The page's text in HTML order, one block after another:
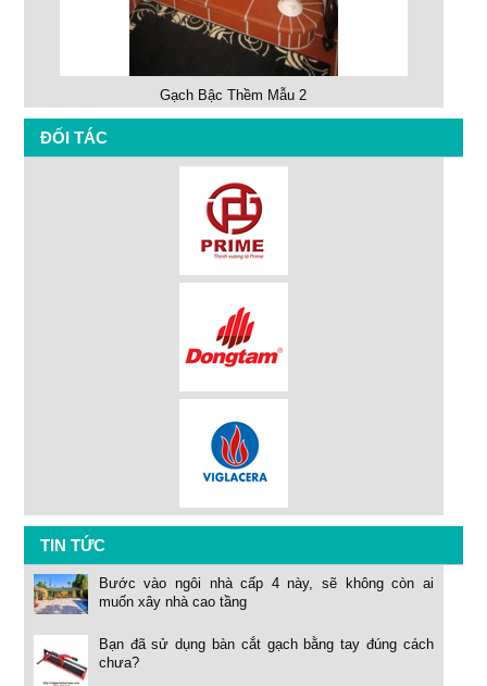
Gạch Bậc Thềm Mẫu 2
ĐỐI TÁC
TIN TỨC
Bước vào ngôi nhà cấp 4 này, sẽ không còn ai
muốn xây nhà cao tầng
Bạn đã sử dụng bàn cắt gạch bằng tay đúng cách
chưa?